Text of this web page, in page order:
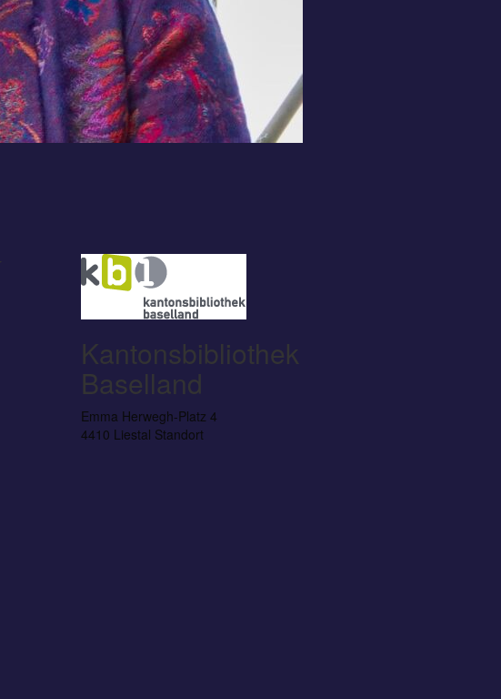
Kantonsbibliothek
Baselland
Emma Herwegh-Platz 4
4410 Liestal Standort